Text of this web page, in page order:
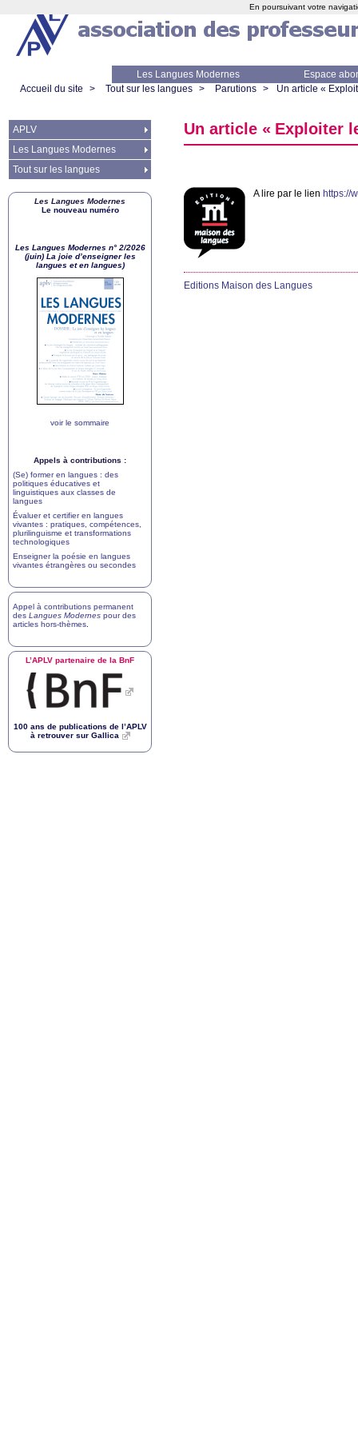
Les Langues Modernes
Espace
Accueil du site
> Tout sur les langues > Parutions > Un article «
Un article « Exploiter
A lire par le lien https://
Editions Maison des Langues
APLV
Les Langues Modernes
Tout sur les langues
Les Langues Modernes
Le nouveau numéro
Les Langues Modernes n° 2/2026
(juin) La joie d’enseigner les
langues et en langues)
voir le sommaire
Appels à contributions :
(Se) former en langues : des
politiques éducatives et
linguistiques aux classes de
langues
Évaluer et certifier en langues
vivantes : pratiques, compétences,
plurilinguisme et transformations
technologiques
Enseigner la poésie en langues
vivantes étrangères ou secondes
Appel à contributions permanent
des Langues Modernes pour des
articles hors-thèmes
L’APLV partenaire de la BnF
100 ans de publications de l’APLV
à retrouver sur Gallica
En poursuivant votre